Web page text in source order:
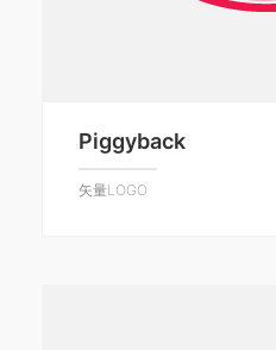
Piggyback
矢量LOGO